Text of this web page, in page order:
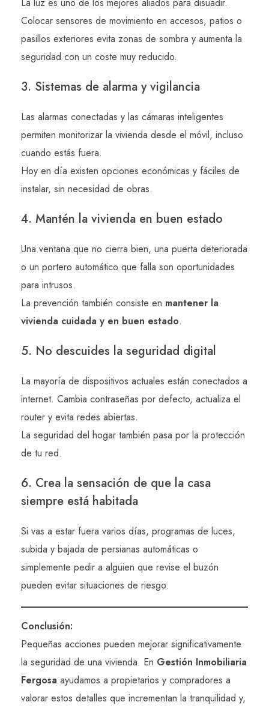
Colocar sensores de movimiento en accesos, patios o
pasillos exteriores evita zonas de sombra y aumenta la
seguridad con un coste muy reducido.
3. Sistemas de alarma y vigilancia
Las alarmas conectadas y las cámaras inteligentes
permiten monitorizar la vivienda desde el móvil, incluso
cuando estás fuera.
Hoy en día existen opciones económicas y fáciles de
instalar, sin necesidad de obras.
4. Mantén la vivienda en buen estado
Una ventana que no cierra bien, una puerta deteriorada
o un portero automático que falla son oportunidades
para intrusos.
La prevención también consiste en mantener la
vivienda cuidada y en buen estado.
5. No descuides la seguridad digital
La mayoría de dispositivos actuales están conectados a
internet. Cambia contraseñas por defecto, actualiza el
router y evita redes abiertas.
La seguridad del hogar también pasa por la protección
de tu red.
6. Crea la sensación de que la casa
siempre está habitada
Si vas a estar fuera varios días, programas de luces,
subida y bajada de persianas automáticas o
simplemente pedir a alguien que revise el buzón
pueden evitar situaciones de riesgo.
Conclusión:
Pequeñas acciones pueden mejorar significativamente
la seguridad de una vivienda. En Gestión Inmobiliaria
Fergosa ayudamos a propietarios y compradores a
valorar estos detalles que incrementan la tranquilidad y,